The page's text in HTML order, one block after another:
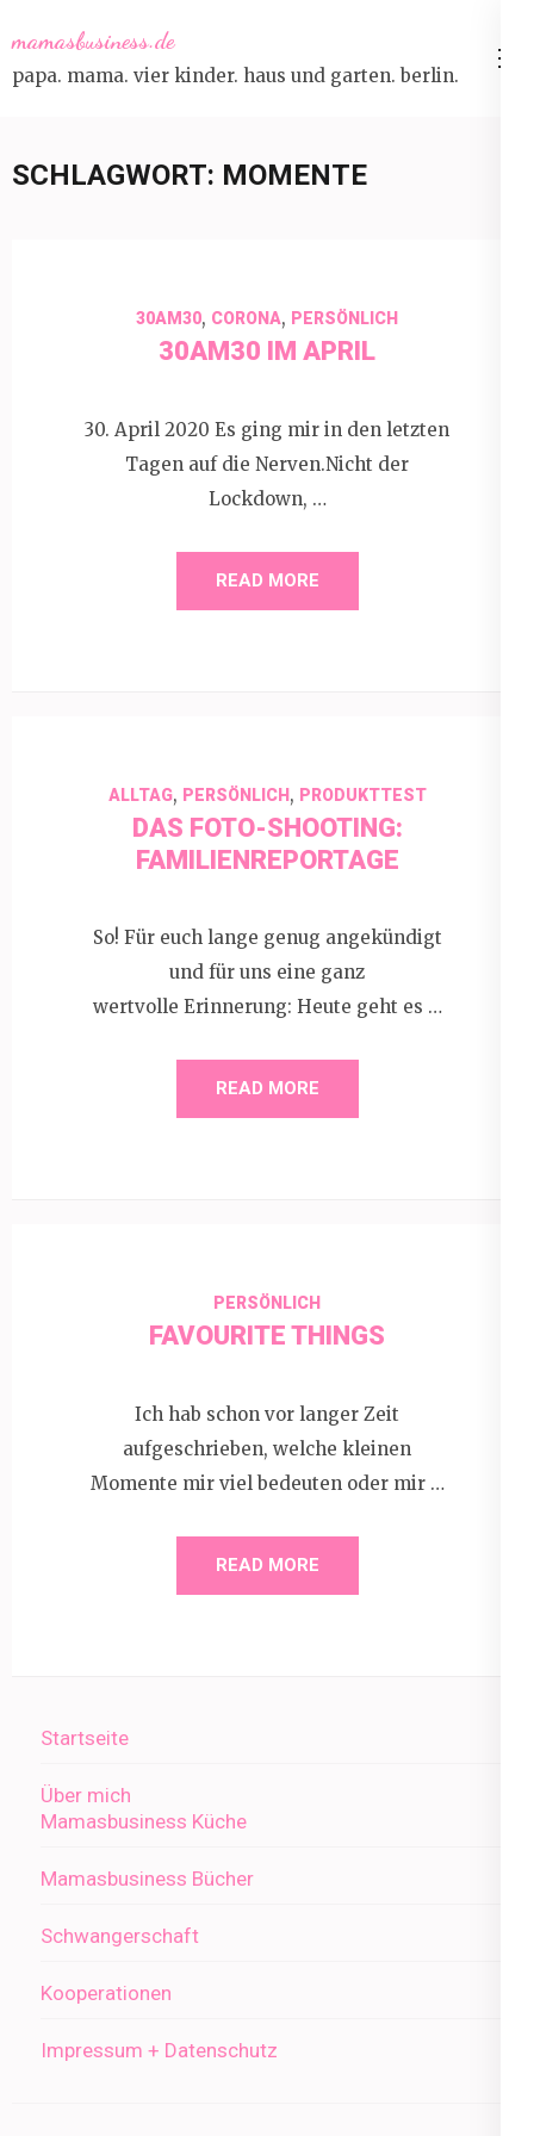
to
content
mamasbusiness.de
papa. mama. vier kinder. haus und garten. berlin.
SCHLAGWORT: MOMENTE
30AM30, CORONA, PERSÖNLICH
30AM30 IM APRIL
30. April 2020 Es ging mir in den letzten
Tagen auf die Nerven.Nicht der
Lockdown, …
READ MORE
ALLTAG, PERSÖNLICH, PRODUKTTEST
DAS FOTO-SHOOTING:
FAMILIENREPORTAGE
So! Für euch lange genug angekündigt
und für uns eine ganz
wertvolle Erinnerung: Heute geht es …
READ MORE
PERSÖNLICH
FAVOURITE THINGS
Ich hab schon vor langer Zeit
aufgeschrieben, welche kleinen
Momente mir viel bedeuten oder mir …
READ MORE
Startseite
Über mich
Mamasbusiness Küche
Mamasbusiness Bücher
Schwangerschaft
Kooperationen
Impressum + Datenschutz